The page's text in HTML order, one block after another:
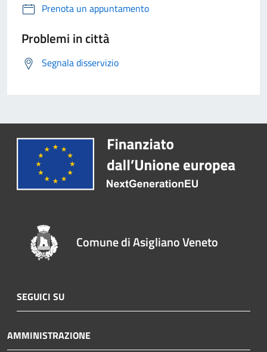
Prenota un appuntamento
Problemi in città
Segnala disservizio
Comune di Asigliano Veneto
SEGUICI SU
AMMINISTRAZIONE